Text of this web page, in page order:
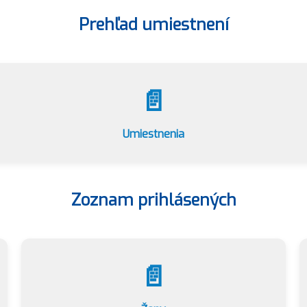
Prehľad umiestnení
📄
Umiestnenia
Zoznam prihlásených
📄